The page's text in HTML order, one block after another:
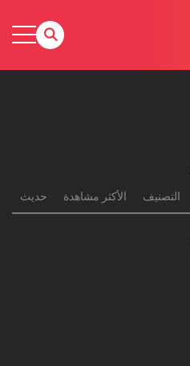
التصنيف الأكثر مشاهدة حديث